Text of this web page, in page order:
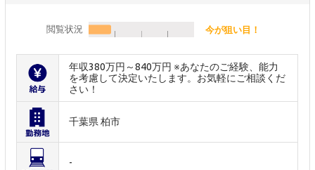
閲覧状況 今が狙い目！
年収380万円～840万円 ※あなたのご経験、能力
を考慮して決定いたします。お気軽にご相談くだ
さい！
千葉県 柏市
-